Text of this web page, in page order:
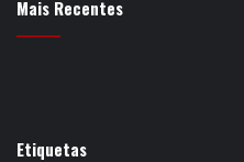
Mais Recentes
Etiquetas